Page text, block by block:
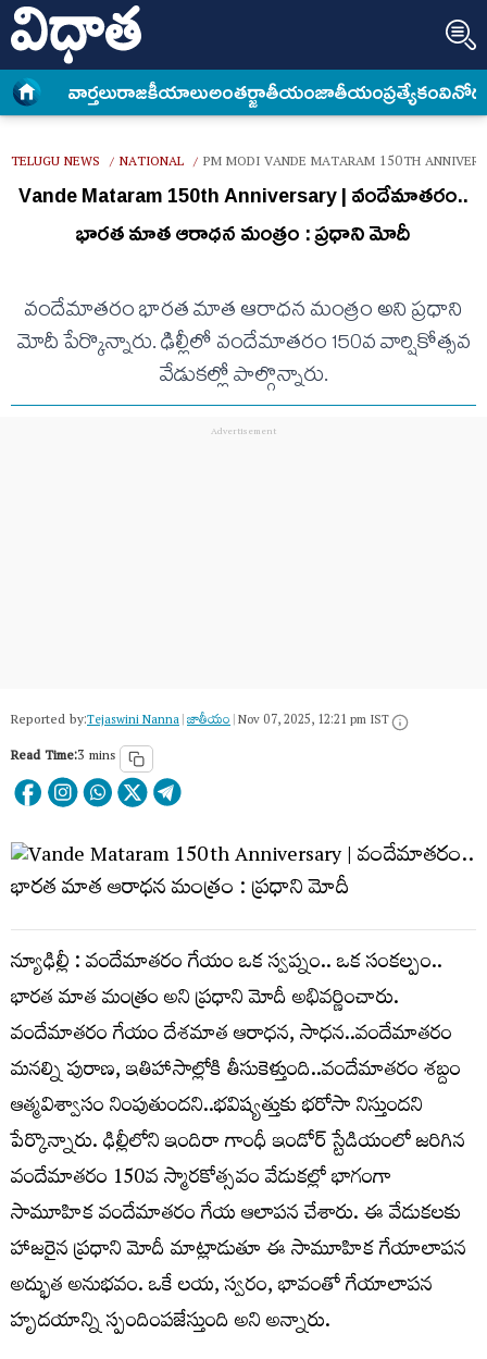
వార్త‌లురాజకీయాలుఅంత‌ర్జాతీయంజాతీయంప్రత్యేకం
TELUGU NEWS / NATIONAL / PM MODI VANDE MATARAM 150TH
Vande Mataram 150th Anniversary | వందేమాతరం..
భారత మాత ఆరాధన మంత్రం : ప్రధాని మోదీ
వందేమాతరం భారత మాత ఆరాధన మంత్రం అని ప్రధాని
మోదీ పేర్కొన్నారు. ఢిల్లీలో వందేమాతరం 150వ వార్షికోత్సవ
వేడుకల్లో పాల్గొన్నారు.
Reported by:Tejaswini Nanna|జాతీయం|Nov 07, 2025, 12:21 pm IST
Read Time:3 mins
న్యూఢిల్లీ : వందేమాతరం గేయం ఒక స్వప్నం.. ఒక సంకల్పం..
భారత మాత మంత్రం అని ప్రధాని మోదీ అభివర్ణించారు.
వందేమాతరం గేయం దేశమాత ఆరాధన, సాధన..వందేమాతరం
మనల్ని పురాణ, ఇతిహాసాల్లోకి తీసుకెళ్తుంది..వందేమాతరం శబ్దం
ఆత్మవిశ్వాసం నింపుతుందని..భవిష్యత్తుకు భరోసా నిస్తుందని
పేర్కొన్నారు. ఢిల్లీలోని ఇందిరా గాంధీ ఇండోర్ స్టేడియంలో జరిగిన
వందేమాతరం 150వ స్మారకోత్సవం వేడుకల్లో భాగంగా
సామూహిక వందేమాతరం గేయ ఆలాపన చేశారు. ఈ వేడుకలకు
హాజరైన ప్రధాని మోదీ మాట్లాడుతూ ఈ సామూహిక గేయాలాపన
అద్భుత అనుభవం. ఒకే లయ, స్వరం, భావంతో గేయాలాపన
హృదయాన్ని స్పందింపజేస్తుంది అని అన్నారు.